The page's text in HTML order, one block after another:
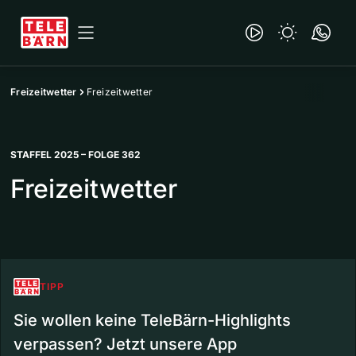
Freizeitwetter Freizeitwetter
STAFFEL 2025 – FOLGE 362
Freizeitwetter
TIPP
Sie wollen keine TeleBärn-Highlights
verpassen? Jetzt unsere App